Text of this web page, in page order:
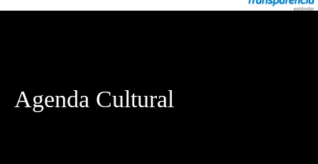
Agenda Cultural